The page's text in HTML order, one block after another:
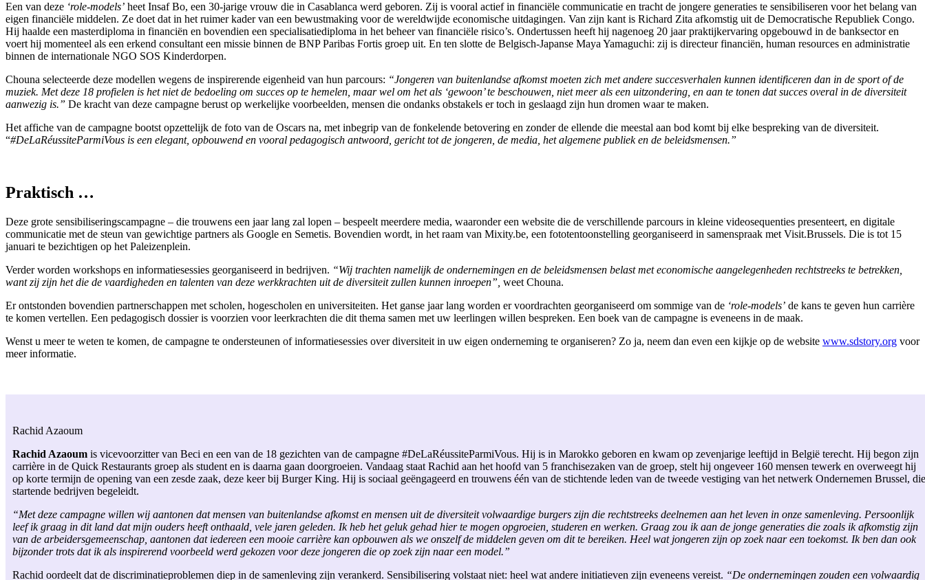
Een van deze ‘role-models’ heet Insaf Bo, een 30-jarige vrouw die in Casablanca werd geboren. Zij is vooral actief in financiële communicatie en tracht de jongere generaties te sensibiliseren voor het belang van
eigen financiële middelen. Ze doet dat in het ruimer kader van een bewustmaking voor de wereldwijde economische uitdagingen. Van zijn kant is Richard Zita afkomstig uit de Democratische Republiek Congo.
Hij haalde een masterdiploma in financiën en bovendien een specialisatiediploma in het beheer van financiële risico’s. Ondertussen heeft hij nagenoeg 20 jaar praktijkervaring opgebouwd in de banksector en
voert hij momenteel als een erkend consultant een missie binnen de BNP Paribas Fortis groep uit. En ten slotte de Belgisch-Japanse Maya Yamaguchi: zij is directeur financiën, human resources en administratie
binnen de internationale NGO SOS Kinderdorpen.
Chouna selecteerde deze modellen wegens de inspirerende eigenheid van hun parcours: “Jongeren van buitenlandse afkomst moeten zich met andere succesverhalen kunnen identificeren dan in de sport of de
muziek. Met deze 18 profielen is het niet de bedoeling om succes op te hemelen, maar wel om het als ‘gewoon’ te beschouwen, niet meer als een uitzondering, en aan te tonen dat succes overal in de diversiteit
aanwezig is.” De kracht van deze campagne berust op werkelijke voorbeelden, mensen die ondanks obstakels er toch in geslaagd zijn hun dromen waar te maken.
Het affiche van de campagne bootst opzettelijk de foto van de Oscars na, met inbegrip van de fonkelende betovering en zonder de ellende die meestal aan bod komt bij elke bespreking van de diversiteit.
“#DeLaRéussiteParmiVous is een elegant, opbouwend en vooral pedagogisch antwoord, gericht tot de jongeren, de media, het algemene publiek en de beleidsmensen.”
Praktisch …
Deze grote sensibiliseringscampagne – die trouwens een jaar lang zal lopen – bespeelt meerdere media, waaronder een website die de verschillende parcours in kleine videosequenties presenteert, en digitale
communicatie met de steun van gewichtige partners als Google en Semetis. Bovendien wordt, in het raam van Mixity.be, een fototentoonstelling georganiseerd in samenspraak met Visit.Brussels. Die is tot 15
januari te bezichtigen op het Paleizenplein.
Verder worden workshops en informatiesessies georganiseerd in bedrijven. “Wij trachten namelijk de ondernemingen en de beleidsmensen belast met economische aangelegenheden rechtstreeks te betrekken,
want zij zijn het die de vaardigheden en talenten van deze werkkrachten uit de diversiteit zullen kunnen inroepen”, weet Chouna.
Er ontstonden bovendien partnerschappen met scholen, hogescholen en universiteiten. Het ganse jaar lang worden er voordrachten georganiseerd om sommige van de ‘role-models’ de kans te geven hun carrière
te komen vertellen. Een pedagogisch dossier is voorzien voor leerkrachten die dit thema samen met uw leerlingen willen bespreken. Een boek van de campagne is eveneens in de maak.
Wenst u meer te weten te komen, de campagne te ondersteunen of informatiesessies over diversiteit in uw eigen onderneming te organiseren? Zo ja, neem dan even een kijkje op de website www.sdstory.org voor
meer informatie.
Rachid Azaoum
Rachid Azaoum is vicevoorzitter van Beci en een van de 18 gezichten van de campagne #DeLaRéussiteParmiVous. Hij is in Marokko geboren en kwam op zevenjarige leeftijd in België terecht. Hij begon zijn
carrière in de Quick Restaurants groep als student en is daarna gaan doorgroeien. Vandaag staat Rachid aan het hoofd van 5 franchisezaken van de groep, stelt hij ongeveer 160 mensen tewerk en overweegt hij
op korte termijn de opening van een zesde zaak, deze keer bij Burger King. Hij is sociaal geëngageerd en trouwens één van de stichtende leden van de tweede vestiging van het netwerk Ondernemen Brussel, die
startende bedrijven begeleidt.
“Met deze campagne willen wij aantonen dat mensen van buitenlandse afkomst en mensen uit de diversiteit volwaardige burgers zijn die rechtstreeks deelnemen aan het leven in onze samenleving. Persoonlijk
leef ik graag in dit land dat mijn ouders heeft onthaald, vele jaren geleden. Ik heb het geluk gehad hier te mogen opgroeien, studeren en werken. Graag zou ik aan de jonge generaties die zoals ik afkomstig zijn
van de arbeidersgemeenschap, aantonen dat iedereen een mooie carrière kan opbouwen als we onszelf de middelen geven om dit te bereiken. Heel wat jongeren zijn op zoek naar een toekomst. Ik ben dan ook
bijzonder trots dat ik als inspirerend voorbeeld werd gekozen voor deze jongeren die op zoek zijn naar een model.”
Rachid oordeelt dat de discriminatieproblemen diep in de samenleving zijn verankerd. Sensibilisering volstaat niet: heel wat andere initiatieven zijn eveneens vereist. “De ondernemingen zouden een volwaardig